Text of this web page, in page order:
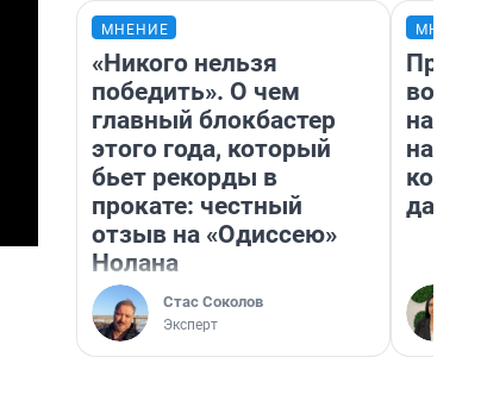
МНЕНИЕ
«Никого нельзя
победить». О чем
главный блокбастер
этого года, который
бьет рекорды в
прокате: честный
отзыв на «Одиссею»
Нолана
Стас Соколов
Эксперт
нам
даже